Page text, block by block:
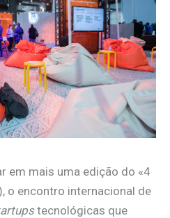
em mais uma edição do «4
o encontro internacional de
tecnológicas que